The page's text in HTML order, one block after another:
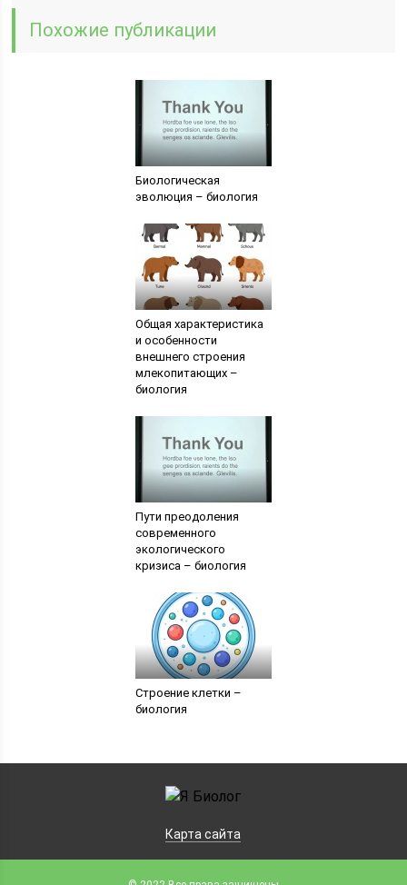
Похожие публикации
Биологическая
эволюция – биология
Общая характеристика
и особенности
внешнего строения
млекопитающих –
биология
Пути преодоления
современного
экологического
кризиса – биология
Строение клетки –
биология
Карта сайта